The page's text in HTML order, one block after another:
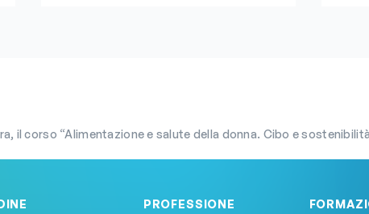
“Alimentazione e salute della donna. Cibo e sostenibilità ambientale”. L’evento
PROFESSIONE